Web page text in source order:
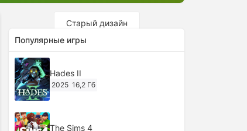
Старый дизайн
Популярные игры
Hades II
2025 16,2 Гб
The Sims 4